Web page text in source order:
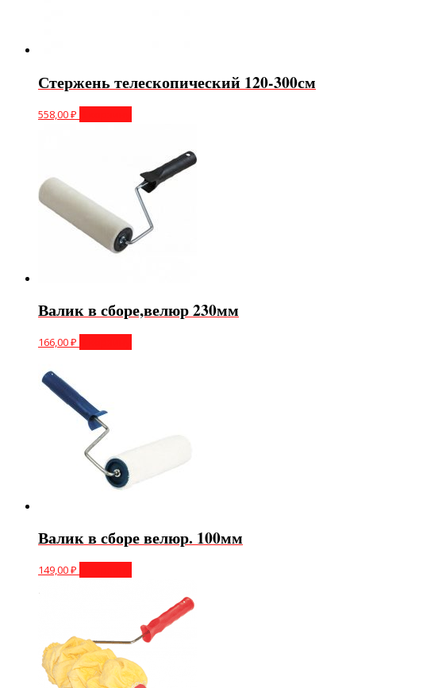
Стержень телескопический 120-300см
558,00₽
Валик в сборе,велюр 230мм
166,00₽
Валик в сборе велюр. 100мм
149,00₽